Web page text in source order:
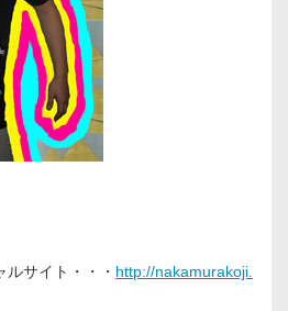
サイト・・・ http://nakamurakoji.